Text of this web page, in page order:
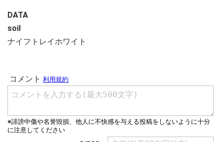
DATA
soil
ナイフトレイホワイト